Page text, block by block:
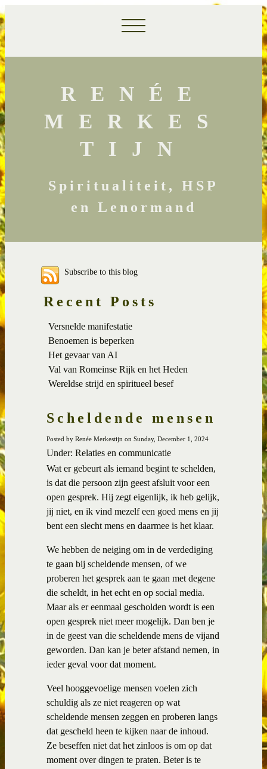
RENÉE
MERKES
TIJN
Spiritualiteit, HSP
en Lenormand
Subscribe to this blog
Recent Posts
Versnelde manifestatie
Benoemen is beperken
Het gevaar van AI
Val van Romeinse Rijk en het Heden
Wereldse strijd en spiritueel besef
Scheldende mensen
Posted by Renée Merkestijn on Sunday, December 1, 2024
Under: Relaties en communicatie
Wat er gebeurt als iemand begint te schelden,
is dat die persoon zijn geest afsluit voor een
open gesprek. Hij zegt eigenlijk, ik heb gelijk,
jij niet, en ik vind mezelf een goed mens en jij
bent een slecht mens en daarmee is het klaar.
We hebben de neiging om in de verdediging
te gaan bij scheldende mensen, of we
proberen het gesprek aan te gaan met degene
die scheldt, in het echt en op social media.
Maar als er eenmaal gescholden wordt is een
open gesprek niet meer mogelijk. Dan ben je
in de geest van die scheldende mens de vijand
geworden. Dan kan je beter afstand nemen, in
ieder geval voor dat moment.
Veel hooggevoelige mensen voelen zich
schuldig als ze niet reageren op wat
scheldende mensen zeggen en proberen langs
dat gescheld heen te kijken naar de inhoud.
Ze beseffen niet dat het zinloos is om op dat
moment over dingen te praten. Beter is te